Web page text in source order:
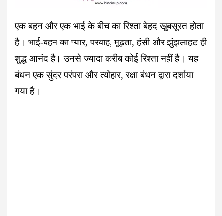
एक बहन और एक भाई के बीच का रिश्ता बेहद खूबसूरत होता
है। भाई-बहन का प्यार, परवाह, मूढ़ता, हंसी और झुंझलाहट ही
शुद्ध आनंद है। उनसे ज्यादा करीब कोई रिश्ता नहीं है। यह
बंधन एक सुंदर परंपरा और त्योहार, रक्षा बंधन द्वारा दर्शाया
गया है।